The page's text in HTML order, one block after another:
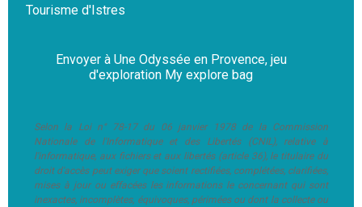
Tourisme d'Istres
Selon la Loi n° 78-17 du 06 janvier 1978 de la Commission
Nationale de l'Informatique et des Libertés (CNIL), relative à
l'informatique, aux fichiers et aux libertés (article 36), le titulaire du
droit d'accès peut exiger que soient rectifiées, complétées, clarifiées,
mises à jour ou effacées les informations le concernant qui sont
inexactes, incomplètes, équivoques, périmées ou dont la collecte ou